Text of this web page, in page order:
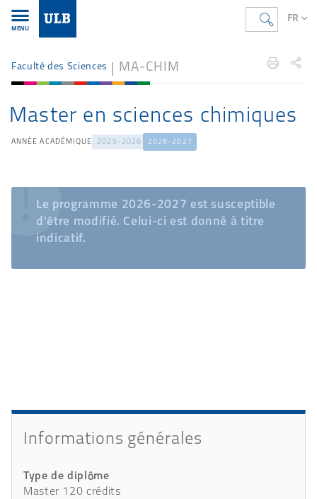
FR
MENU
Faculté des Sciences MA-CHIM
Master en sciences chimiques
ANNÉE ACADÉMIQUE 2025-2026 2026-2027
Le programme 2026-2027 est susceptible
d'être modifié. Celui-ci est donné à titre
indicatif.
Détails
Informations générales
Type de diplôme
Master 120 crédits